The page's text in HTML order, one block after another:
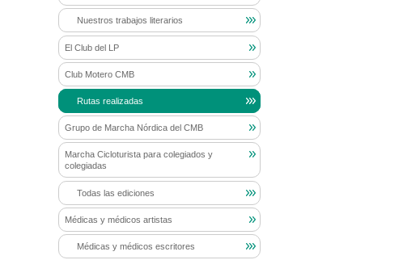
Nuestros trabajos literarios
El Club del LP
Club Motero CMB
Rutas realizadas
Grupo de Marcha Nórdica del CMB
Marcha Cicloturista para colegiados y
colegiadas
Todas las ediciones
Médicas y médicos artistas
Médicas y médicos escritores